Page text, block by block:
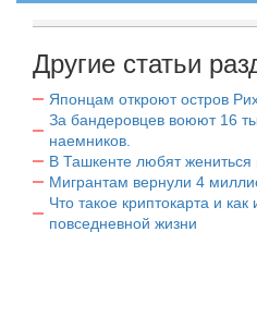
Другие статьи
Японцам откроют остров
За бандеровцев воюют 16
наемников.
В Ташкенте любят жениться
Мигрантам вернули 4
Что такое криптокарта и как
повседневной жизни